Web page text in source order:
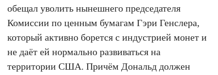
обещал уволить нынешнего председателя
Комиссии по ценным бумагам Гэри Генслера,
который активно борется с индустрией монет и
не даёт ей нормально развиваться на
территории США. Причём Дональд должен